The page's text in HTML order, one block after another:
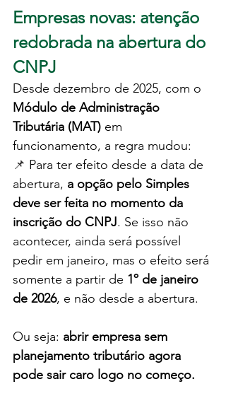
Empresas novas: atenção
redobrada na abertura do
CNPJ
Desde dezembro de 2025, com o
Módulo de Administração
Tributária (MAT) em
funcionamento, a regra mudou:
📌 Para ter efeito desde a data de
abertura, a opção pelo Simples
deve ser feita no momento da
inscrição do CNPJ. Se isso não
acontecer, ainda será possível
pedir em janeiro, mas o efeito será
somente a partir de 1º de janeiro
de 2026, e não desde a abertura.
Ou seja: abrir empresa sem
planejamento tributário agora
pode sair caro logo no começo.